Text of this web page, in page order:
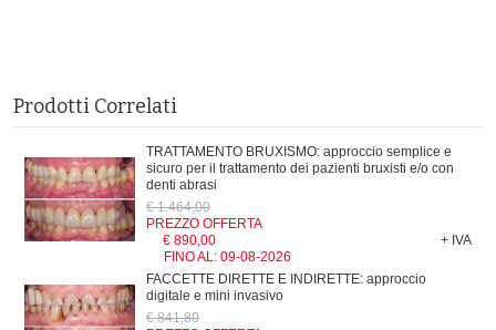
Prodotti Correlati
TRATTAMENTO BRUXISMO: approccio semplice e
sicuro per il trattamento dei pazienti bruxisti e/o con
denti abrasi
€ 1.464,00
PREZZO OFFERTA
+ IVA
€ 890,00
FINO AL: 09-08-2026
FACCETTE DIRETTE E INDIRETTE: approccio
digitale e mini invasivo
€ 841,80